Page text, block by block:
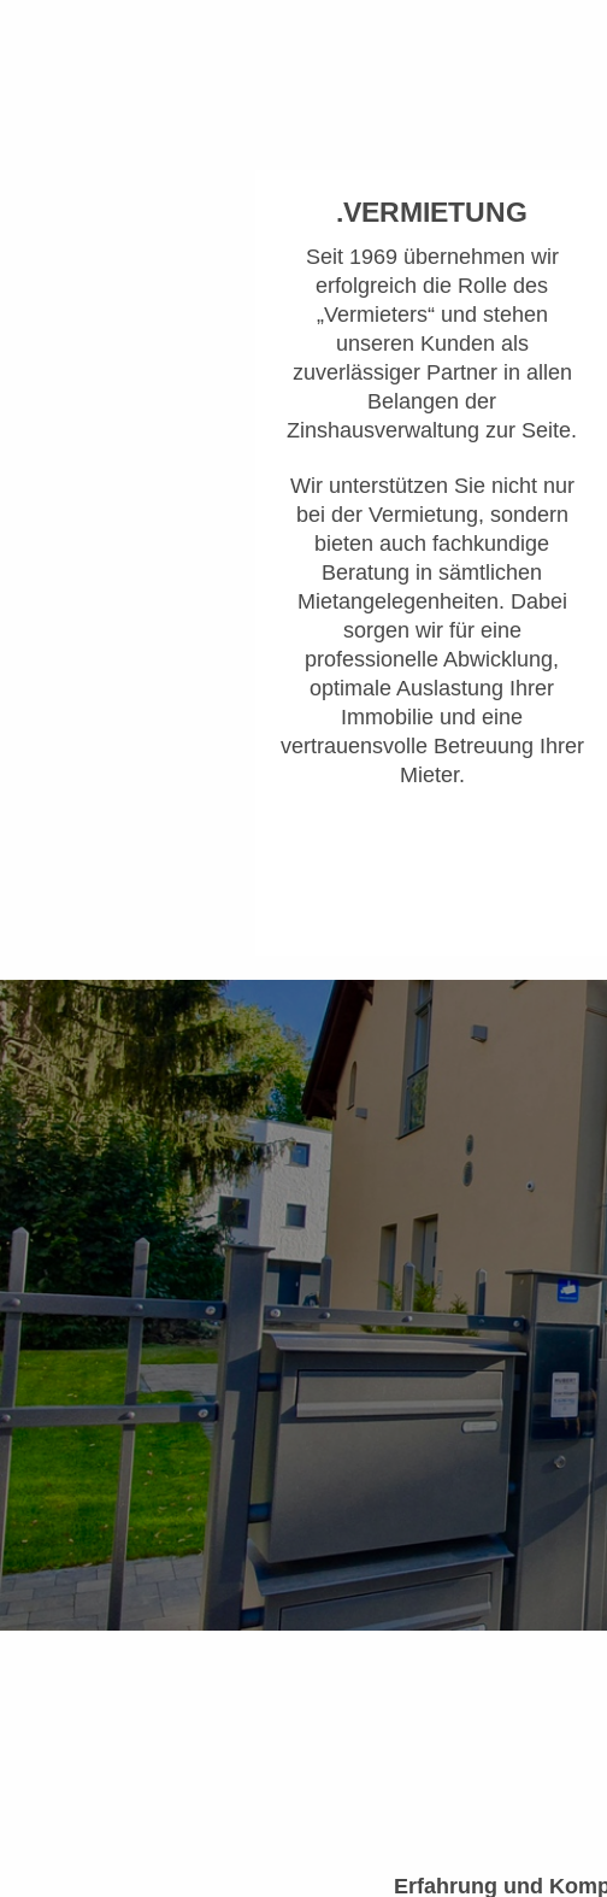
.VERMIETUNG
Seit 1969 übernehmen wir
erfolgreich die Rolle des
„Vermieters“ und stehen
unseren Kunden als
zuverlässiger Partner in allen
Belangen der
Zinshausverwaltung zur Seite.
Wir unterstützen Sie nicht nur
bei der Vermietung, sondern
bieten auch fachkundige
Beratung in sämtlichen
Mietangelegenheiten. Dabei
sorgen wir für eine
professionelle Abwicklung,
optimale Auslastung Ihrer
Immobilie und eine
vertrauensvolle Betreuung Ihrer
Mieter.
Erfahrung und